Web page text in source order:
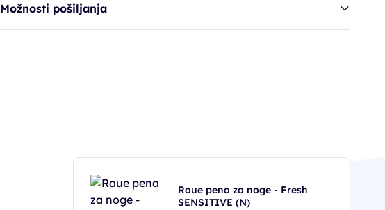
Možnosti pošiljanja
Raue pena za noge - Fresh
SENSITIVE (N)